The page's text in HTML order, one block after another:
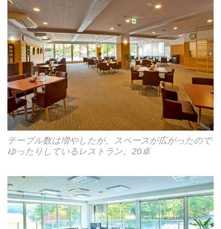
テーブル数は増やしたが、スペースが広がったので
ゆったりしているレストラン。20卓